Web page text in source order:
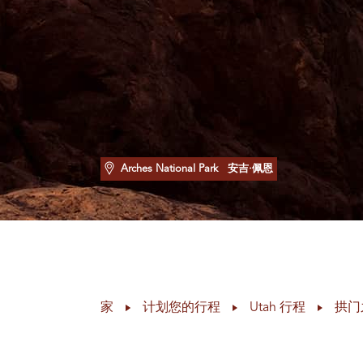
Arches National Park 安吉·佩恩
家 计划您的行程 Utah 行程 拱